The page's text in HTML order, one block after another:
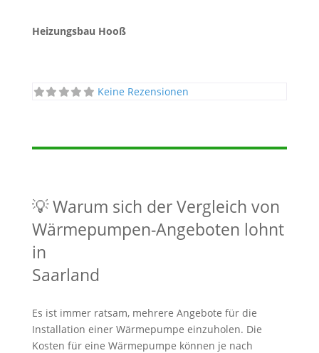
Heizungsbau Hooß
Keine Rezensionen
💡 Warum sich der Vergleich von
Wärmepumpen-Angeboten lohnt
in
Saarland
Es ist immer ratsam, mehrere Angebote für die
Installation einer Wärmepumpe einzuholen. Die
Kosten für eine Wärmepumpe können je nach